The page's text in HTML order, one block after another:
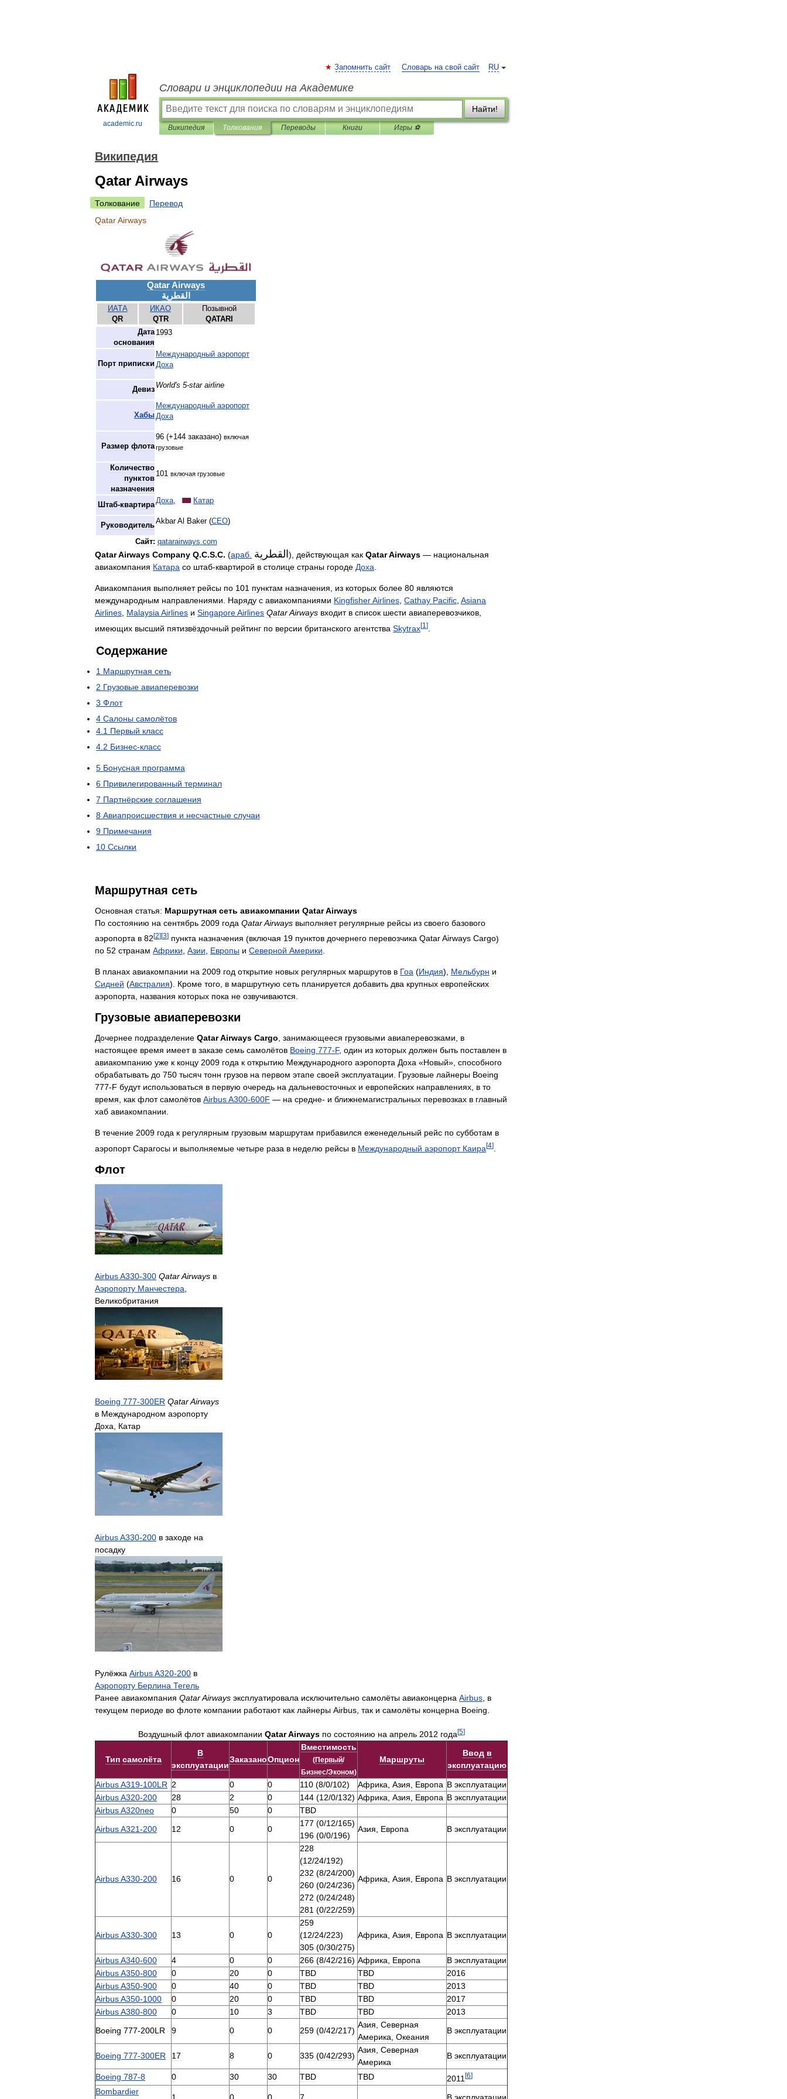
academic.ru
RU
Запомнить сайт Словарь на свой сайт
Словари и энциклопедии на Академике
Найти!
Википедия Толкования Переводы Книги Игры ⚽
Википедия
Qatar Airways
Толкование
Перевод
QatarAirways
Qatar Airways
القطرية
ИАТА
QR
ИКАО
QTR
Позывной
QATARI
Дата
основания
1993
Порт приписки
Международный аэропорт
Доха
Девиз World's 5-star airline
Хабы
Международный аэропорт
Доха
Размер флота
96 (+144 заказано) включая
грузовые
Количество
пунктов
назначения
101 включая грузовые
Штаб-квартираДоха, Катар
РуководительAkbar Al Baker(CEO)
Сайт: qatarairways.com
QatarAirways Company Q.C.S.C. (араб القطرية ), действующая как QatarAirways — национальная
авиакомпания Катара со штаб-квартирой в столице страны городе Доха
Авиакомпания выполняет рейсы по 101 пунктам назначения из которых более 80 являются
международным направлениями Наряду с авиакомпаниями KingfisherAirlines Cathay Pacific Asiana
Airlines Malaysia Airlines и SingaporeAirlines QatarAirways входит в список шести авиаперевозчиков
имеющих высший пятизвёздочный рейтинг по версии британского агентства Skytrax[1 ]
Содержание
1 Маршрутная сеть
2 Грузовые авиаперевозки
3 Флот
4 Салоны самолётов
4 1 Первый класс
4 2 Бизнес-класс
5 Бонусная программа
6 Привилегированный терминал
7 Партнёрские соглашения
8 Авиапроисшествия и несчастные случаи
9 Примечания
10 Ссылки
Маршрутная сеть
Основная статья: Маршрутная сеть авиакомпании QatarAirways
По состоянию на сентябрь 2009 года QatarAirways выполняет регулярные рейсы из своего базового
аэропорта в 82[2][3] пункта назначения (включая 19 пунктов дочернего перевозчика QatarAirways Cargo)
по 52 странам Африки, Азии, Европы и Северной Америки.
В планах авиакомпании на 2009 год открытие новых регулярных маршрутов в Гоа (Индия), Мельбурн и
Сидней (Австралия). Кроме того, в маршрутную сеть планируется добавить два крупных европейских
аэропорта, названия которых пока не озвучиваются.
Грузовые авиаперевозки
Дочернее подразделение QatarAirways Cargo, занимающееся грузовыми авиаперевозками, в
настоящее время имеет в заказе семь самолётов Boeing 777-F, один из которых должен быть поставлен в
авиакомпанию уже к концу 2009 года к открытию Международного аэропорта Доха «Новый», способного
обрабатывать до 750 тысяч тонн грузов на первом этапе своей эксплуатации. Грузовые лайнеры Boeing
777-F будут использоваться в первую очередь на дальневосточных и европейских направлениях, в то
время, как флот самолётов AirbusA300-600F — на средне- и ближнемагистральных перевозках в главный
хаб авиакомпании.
В течение 2009 года к регулярным грузовым маршрутам прибавился еженедельный рейс по субботам в
аэропорт Сарагосы и выполняемые четыре раза в неделю рейсы в Международный аэропорт Каира [4]
Флот
AirbusA330-300 QatarAirways в
Аэропорту Манчестера
Великобритания
Boeing 777-300ER QatarAirways
в Международном аэропорту
Доха, Катар
AirbusA330-200 в заходе на
посадку
Рулёжка AirbusA320-200 в
Аэропорту Берлина Тегель
Ранее авиакомпания QatarAirways эксплуатировала исключительно самолёты авиаконцерна Airbus в
текущем периоде во флоте компании работают как лайнеры Airbus так и самолёты концерна Boeing
Воздушный флот авиакомпании Qatar Airways по состоянию на апрель 2012 года[5]
Тип самолёта
В
эксплуатации
ЗаказаноОпцион
Вместимость
(Первый/
Бизнес/Эконом)
Маршруты
Ввод в
эксплуатацию
AirbusA319-100LR 2 0 0 110 (8/0/102) Африка, Азия, Европа В эксплуатации
AirbusA320-200 28 2 0 144 (12/0/132) Африка, Азия, Европа В эксплуатации
AirbusA320neo 0 50 0
TBD
AirbusA321-200 12 0 0
177 (0/12/165)
196 (0/0/196)
Азия, Европа В эксплуатации
AirbusA330-200 16 0 0
228
(12/24/192)
232 (8/24/200)
260 (0/24/236)
272 (0/24/248)
281 (0/22/259)
Африка, Азия, Европа В эксплуатации
AirbusA330-300 13 0 0
259
(12/24/223)
305 (0/30/275)
Африка, Азия, Европа В эксплуатации
AirbusA340-600 4 0 0 266 (8/42/216) Африка, Европа В эксплуатации
AirbusA350-800 0 20 0 TBD TBD
2016
AirbusA350-900 0 40 0 TBD TBD
2013
AirbusA350-1000 0 20 0 TBD TBD
2017
AirbusA380-800 0 10 3 TBD TBD
2013
Boeing 777-200LR 9 0 0 259 (0/42/217)
Азия, Северная
Америка, Океания
В эксплуатации
Boeing 777-300ER 17 8 0 335 (0/42/293)
Азия, Северная
Америка
В эксплуатации
Boeing 787-8 0 30 30 TBD TBD 2011 [6]
Bombardier